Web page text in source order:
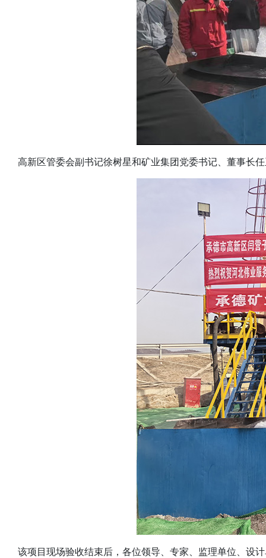
高新区管委会副书记徐树星和矿业集团党委书记、董事长
该项目现场验收结束后，各位领导、专家、监理单位、设